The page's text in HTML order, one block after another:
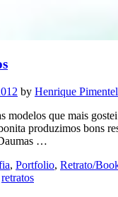
by Henrique Pimentel
modelos que mais
produzimos bons
…
, Portfolio, Retrato/
retratos